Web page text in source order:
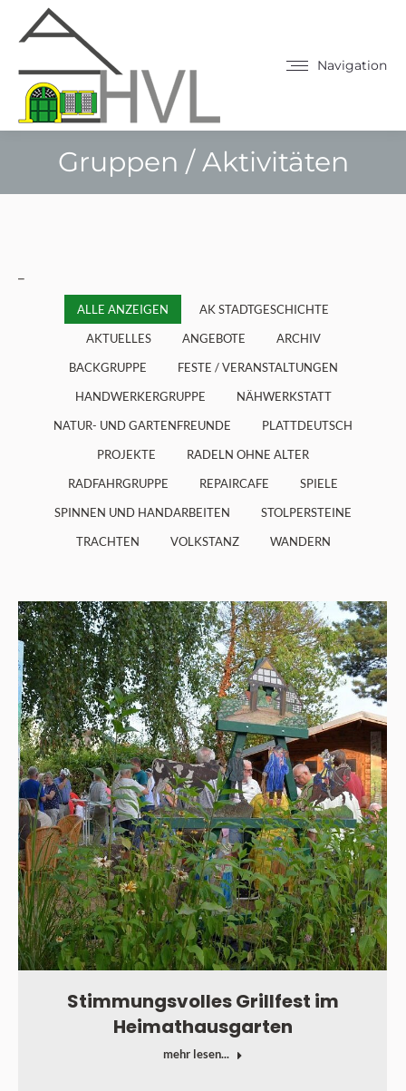
Navigation
Gruppen / Aktivitäten
Sie befinden sich hier:
ALLE ANZEIGEN
AK STADTGESCHICHTE
AKTUELLES
ANGEBOTE
ARCHIV
BACKGRUPPE
FESTE / VERANSTALTUNGEN
HANDWERKERGRUPPE
NÄHWERKSTATT
NATUR- UND GARTENFREUNDE
PLATTDEUTSCH
PROJEKTE
RADELN OHNE ALTER
RADFAHRGRUPPE
REPAIRCAFE
SPIELE
SPINNEN UND HANDARBEITEN
STOLPERSTEINE
TRACHTEN
VOLKSTANZ WANDERN
Stimmungsvolles Grillfest im
Heimathausgarten
mehr lesen...